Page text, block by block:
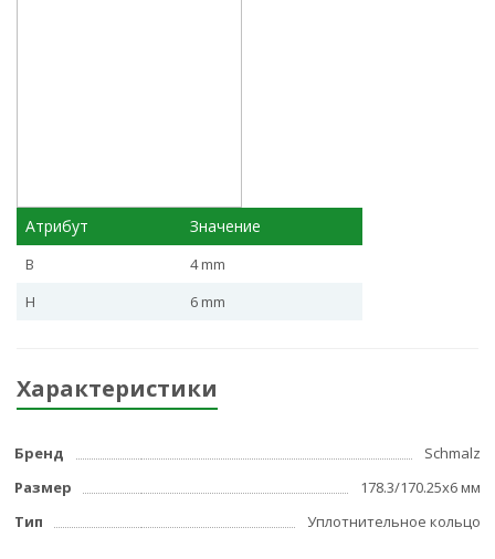
Атрибут Значение
B
4 mm
H
6 mm
Характеристики
Бренд
Schmalz
Размер
178.3/170.25x6 мм
Тип
Уплотнительное кольцо